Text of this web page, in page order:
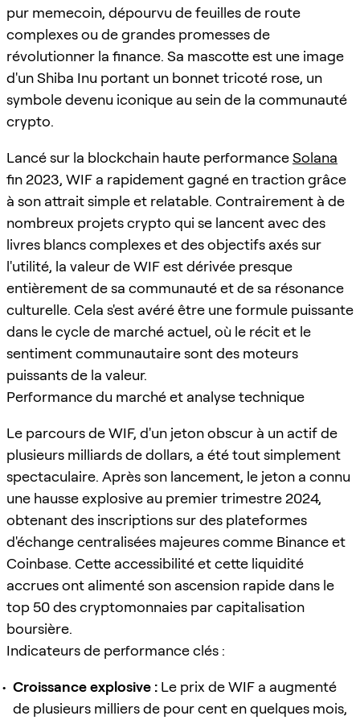
pur memecoin, dépourvu de feuilles de route
complexes ou de grandes promesses de
révolutionner la finance. Sa mascotte est une image
d'un Shiba Inu portant un bonnet tricoté rose, un
symbole devenu iconique au sein de la communauté
crypto.
Lancé sur la blockchain haute performanceSolana
fin 2023, WIF a rapidement gagné en traction grâce
à son attrait simple et relatable. Contrairement à de
nombreux projets crypto qui se lancent avec des
livres blancs complexes et des objectifs axés sur
l'utilité, la valeur de WIF est dérivée presque
entièrement de sa communauté et de sa résonance
culturelle. Cela s'est avéré être une formule puissante
dans le cycle de marché actuel, où le récit et le
sentiment communautaire sont des moteurs
puissants de la valeur.
Performance du marché et analyse technique
Le parcours de WIF, d'un jeton obscur à un actif de
plusieurs milliards de dollars, a été tout simplement
spectaculaire. Après son lancement, le jeton a connu
une hausse explosive au premier trimestre 2024,
obtenant des inscriptions sur des plateformes
d'échange centralisées majeures comme Binance et
Coinbase. Cette accessibilité et cette liquidité
accrues ont alimenté son ascension rapide dans le
top 50 des cryptomonnaies par capitalisation
boursière.
Indicateurs de performance clés :
Croissance explosive : Le prix de WIF a augmenté
de plusieurs milliers de pour cent en quelques mois,